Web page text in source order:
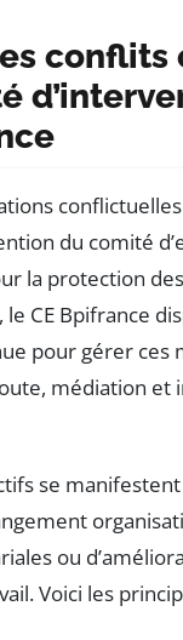
conflits
du comité
la protection
CE Bpifrance
pour gérer ces
médiation et
se
ou
Voici les